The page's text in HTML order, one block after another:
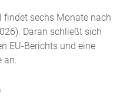
sechs Monate nach
Daran schließt sich
EU-Berichts und eine
an.